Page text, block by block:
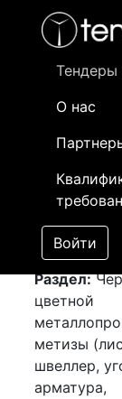
Тендеры
О нас
Войти
- активный лот
- сохраненный
Закупка:
[Завершен]
Лот №:
АУКЦИОН
товара)
Раздел:
цветной
метизы
швеллер,
арматура,